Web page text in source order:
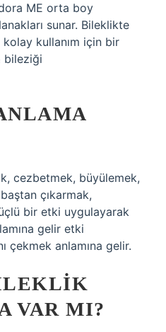
ME orta boy
sunar. Bileklikte
kullanım için bir
bileziği
cezbetmek, büyülemek,
çıkarmak,
bir etki uygulayarak
gelir etki
çekmek anlamına gelir.
VAR MI?